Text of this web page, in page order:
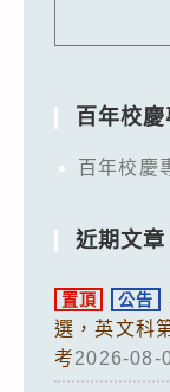
百年校慶
百年校慶
近期文章
置頂 公告
選，英文科
考2026-08-